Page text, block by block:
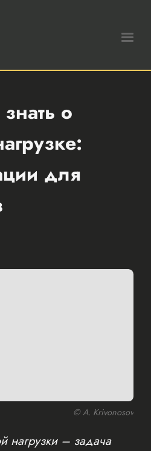
о
для
© A. Krivonosov
нагрузки – задача